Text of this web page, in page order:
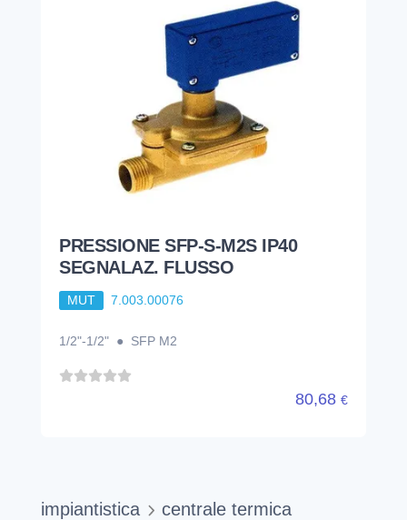
PRESSIONE SFP-S-M2S IP40
SEGNALAZ. FLUSSO
MUT 7.003.00076
1/2"-1/2" ● SFP M2
80,68 €
impiantistica
centrale termica